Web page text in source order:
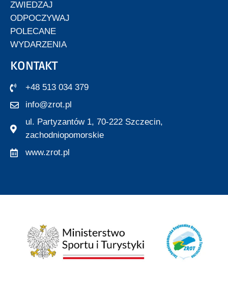
ZWIEDZAJ
ODPOCZYWAJ
POLECANE
WYDARZENIA
KONTAKT
+48 513 034 379
info@zrot.pl
ul. Partyzantów 1, 70-222 Szczecin,
zachodniopomorskie
www.zrot.pl